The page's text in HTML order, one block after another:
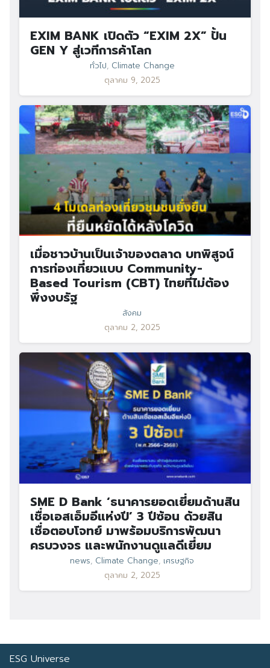
EXIM BANK เปิดตัว “EXIM 2X” ปั้น
GEN Y สู่เวทีการค้าโลก
ทั่วไป, Climate Change
ตุลาคม 9, 2025
เมื่อชาวบ้านเป็นเจ้าของตลาด บทพิสูจน์
การท่องเที่ยวแบบ Community-
Based Tourism (CBT) ไทยที่ไม่ต้อง
พึ่งงบรัฐ
สังคม
ตุลาคม 2, 2025
SME D Bank ‘ธนาคารยอดเยี่ยมด้านสิน
เชื่อเอสเอ็มอีแห่งปี’ 3 ปีซ้อน ด้วยสิน
เชื่อตอบโจทย์ มาพร้อมบริการพัฒนา
ครบวงจร และพนักงานดูแลดีเยี่ยม
news, Climate Change, เศรษฐกิจ
ตุลาคม 2, 2025
ESG Universe